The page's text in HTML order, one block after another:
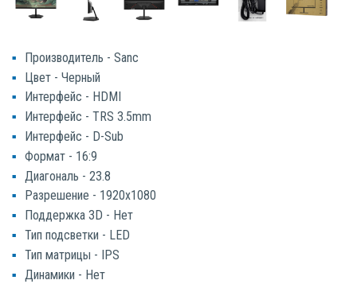
Производитель - Sanc
Цвет - Черный
Интерфейс - HDMI
Интерфейс - TRS 3.5mm
Интерфейс - D-Sub
Формат - 16:9
Диагональ - 23.8
Разрешение - 1920x1080
Поддержка 3D - Нет
Тип подсветки - LED
Тип матрицы - IPS
Динамики - Нет